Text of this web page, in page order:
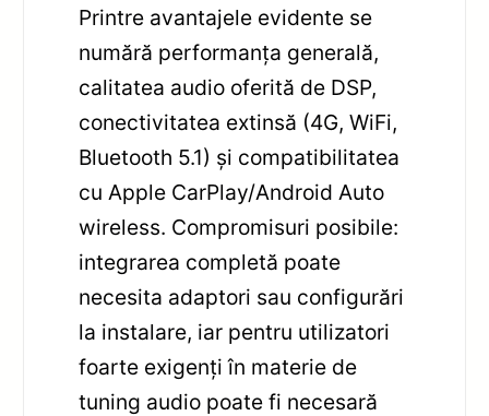
Printre avantajele evidente se
numără performanța generală,
calitatea audio oferită de DSP,
conectivitatea extinsă (4G, WiFi,
Bluetooth 5.1) și compatibilitatea
cu Apple CarPlay/Android Auto
wireless. Compromisuri posibile:
integrarea completă poate
necesita adaptori sau configurări
la instalare, iar pentru utilizatori
foarte exigenți în materie de
tuning audio poate fi necesară